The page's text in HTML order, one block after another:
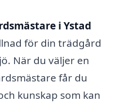
i Ystad
för din trädgård
När du väljer en
får du
kunskap som kan